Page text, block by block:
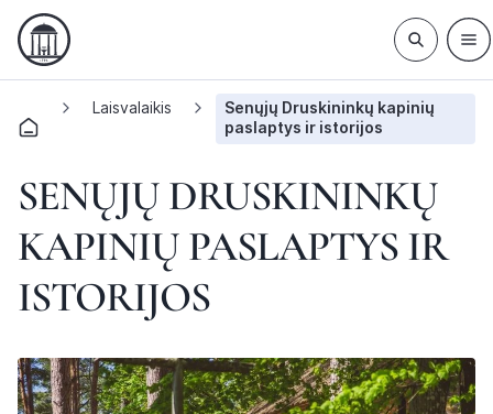
Laisvalaikis
Senųjų Druskininkų kapinių
paslaptys ir istorijos
SENŲJŲ DRUSKININKŲ
KAPINIŲ PASLAPTYS IR
ISTORIJOS